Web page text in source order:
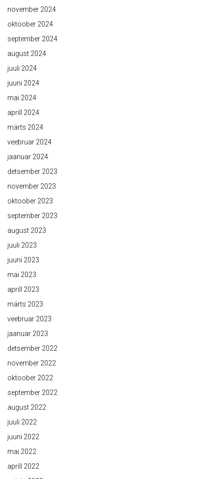
november 2024
oktoober 2024
september 2024
august 2024
juuli 2024
juuni 2024
mai 2024
aprill 2024
märts 2024
veebruar 2024
jaanuar 2024
detsember 2023
november 2023
oktoober 2023
september 2023
august 2023
juuli 2023
juuni 2023
mai 2023
aprill 2023
märts 2023
veebruar 2023
jaanuar 2023
detsember 2022
november 2022
oktoober 2022
september 2022
august 2022
juuli 2022
juuni 2022
mai 2022
aprill 2022